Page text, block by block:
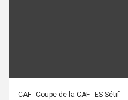
CAF Coupe de la CAF ES Sétif